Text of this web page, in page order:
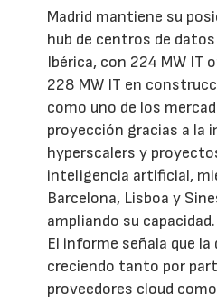
Madrid mantiene su
hub de centros de
Ibérica, con 224 MW IT
228 MW IT en
como uno de los
proyección gracias a la
hyperscalers y
inteligencia artificial,
Barcelona, Lisboa y
ampliando su capacidad.
El informe señala que la
creciendo tanto por
proveedores cloud